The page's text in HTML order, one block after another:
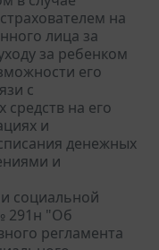
на
лица за
за ребенком
его
с
на его
и
денежных
и
социальной
291н "Об
регламента